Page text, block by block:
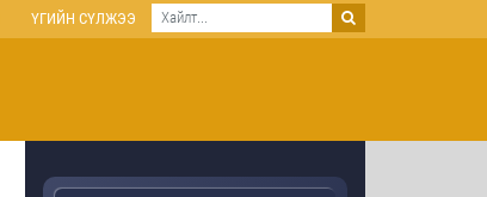
ҮГИЙН СҮЛЖЭЭ